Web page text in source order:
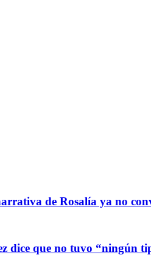
de Rosalía ya no
dice que no tuvo “ningún